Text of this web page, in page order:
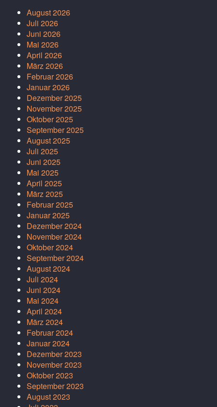
August 2026
Juli 2026
Juni 2026
Mai 2026
April 2026
März 2026
Februar 2026
Januar 2026
Dezember 2025
November 2025
Oktober 2025
September 2025
August 2025
Juli 2025
Juni 2025
Mai 2025
April 2025
März 2025
Februar 2025
Januar 2025
Dezember 2024
November 2024
Oktober 2024
September 2024
August 2024
Juli 2024
Juni 2024
Mai 2024
April 2024
März 2024
Februar 2024
Januar 2024
Dezember 2023
November 2023
Oktober 2023
September 2023
August 2023